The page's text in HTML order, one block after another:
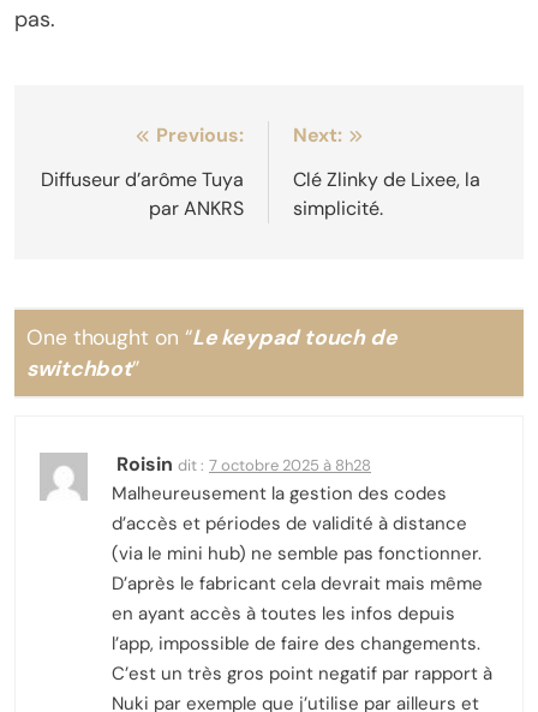
pas.
Navigation
de
Previous:
Diffuseur d’arôme Tuya
par ANKRS
Next:
Clé Zlinky de Lixee, la
simplicité.
One thought on “Le keypad touch de
switchbot”
Roisin dit : 7 octobre 2025 à 8h28
Malheureusement la gestion des codes
d’accès et périodes de validité à distance
(via le mini hub) ne semble pas fonctionner.
D’après le fabricant cela devrait mais même
en ayant accès à toutes les infos depuis
l’app, impossible de faire des changements.
C’est un très gros point negatif par rapport à
Nuki par exemple que j’utilise par ailleurs et